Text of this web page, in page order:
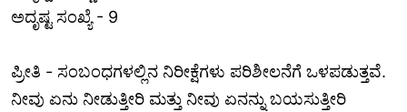
ಅದೃಷ್ಟ ಸಂಖ್ಯೆ - 9
ಪ್ರೀತಿ - ಸಂಬಂಧಗಳಲ್ಲಿನ ನಿರೀಕ್ಷೆಗಳು ಪರಿಶೀಲನೆಗೆ ಒಳಪಡುತ್ತವೆ.
ನೀವು ಏನು ನೀಡುತ್ತೀರಿ ಮತ್ತು ನೀವು ಏನನ್ನು ಬಯಸುತ್ತೀರಿ